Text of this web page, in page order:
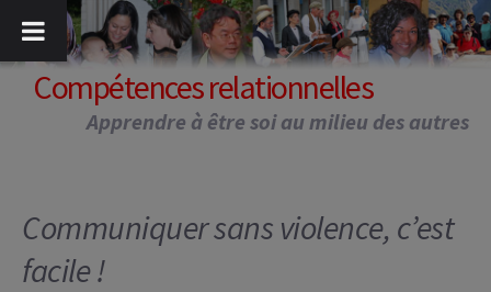
contenu
Compétences relationnelles
Apprendre à être soi au milieu des autres
Communiquer sans violence, c’est
facile !